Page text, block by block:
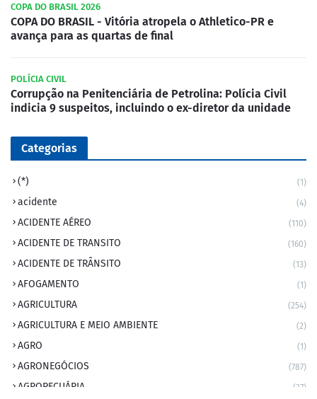
COPA DO BRASIL 2026
COPA DO BRASIL - Vitória atropela o Athletico-PR e
avança para as quartas de final
POLÍCIA CIVIL
Corrupção na Penitenciária de Petrolina: Polícia Civil
indicia 9 suspeitos, incluindo o ex-diretor da unidade
Categorias
(*) (1)
acidente (4)
ACIDENTE AÉREO (110)
ACIDENTE DE TRANSITO (160)
ACIDENTE DE TRÂNSITO (13)
AFOGAMENTO (1)
AGRICULTURA (254)
AGRICULTURA E MEIO AMBIENTE (2)
AGRO (1)
AGRONEGÓCIOS (787)
AGROPECUÁRIA (37)